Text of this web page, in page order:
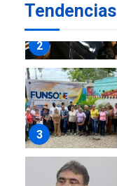
Tendencias
2
3